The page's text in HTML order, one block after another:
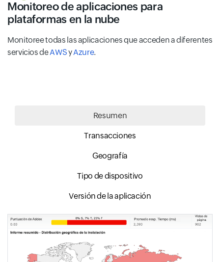
Monitoreo de aplicaciones para
plataformas en la nube
Monitoree todas las aplicaciones que acceden a diferentes
servicios deAWSyAzure.
Resumen
Transacciones
Geografía
Tipo de dispositivo
Versión de la aplicación